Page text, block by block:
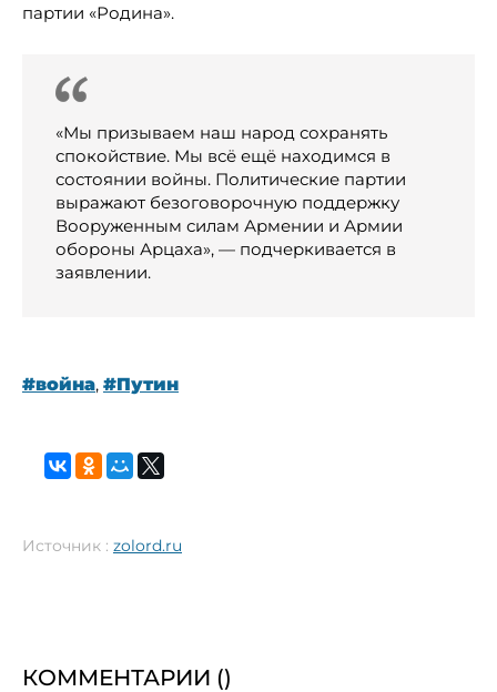
партии «Родина».
«Мы призываем наш народ сохранять
спокойствие. Мы всё ещё находимся в
состоянии войны. Политические партии
выражают безоговорочную поддержку
Вооруженным силам Армении и Армии
обороны Арцаха», — подчеркивается в
заявлении.
#война, #Путин
Источник : zolord.ru
КОММЕНТАРИИ ()